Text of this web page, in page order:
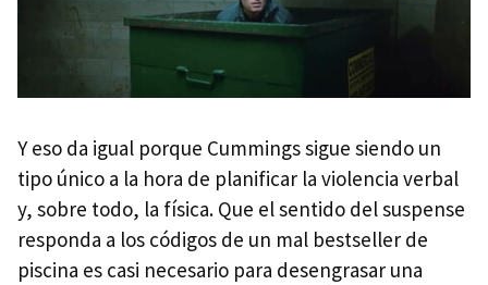
Y eso da igual porque Cummings sigue siendo un
tipo único a la hora de planificar la violencia verbal
y, sobre todo, la física. Que el sentido del suspense
responda a los códigos de un mal bestseller de
piscina es casi necesario para desengrasar una